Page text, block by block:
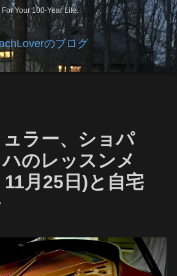
For Your 100-Year Life.
のブログ
ラー、ショパ
のレッスンメ
月25日)と自宅